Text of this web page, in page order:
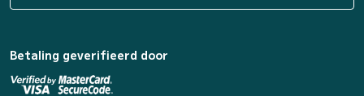
Betaling geverifieerd door